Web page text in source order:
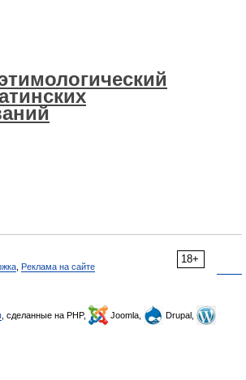
18+
Реклама на сайте
, сделанные на PHP, Joomla,
Drupal,